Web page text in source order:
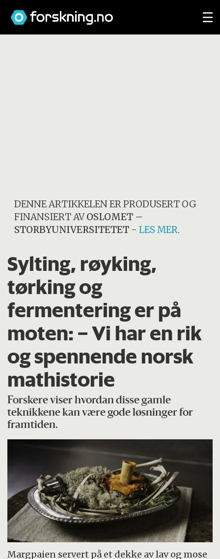
DENNE ARTIKKELEN ER PRODUSERT OG
FINANSIERT AVOSLOMET –
STORBYUNIVERSITETET -LES MER.
Sylting, røyking,
tørking og
fermentering er på
moten: – Vi har en rik
og spennende norsk
mathistorie
Forskere viser hvordan disse gamle
teknikkene kan være gode løsninger for
framtiden.
Margpaien servert på et dekke av lav og mose